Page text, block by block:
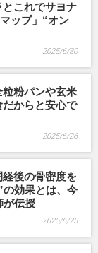
これでサヨナ
ップ」“オン
2025/6/30
粒粉パンや玄米
からと安心で
2025/6/26
経後の骨密度を
の効果とは、今
が伝授
2025/6/25